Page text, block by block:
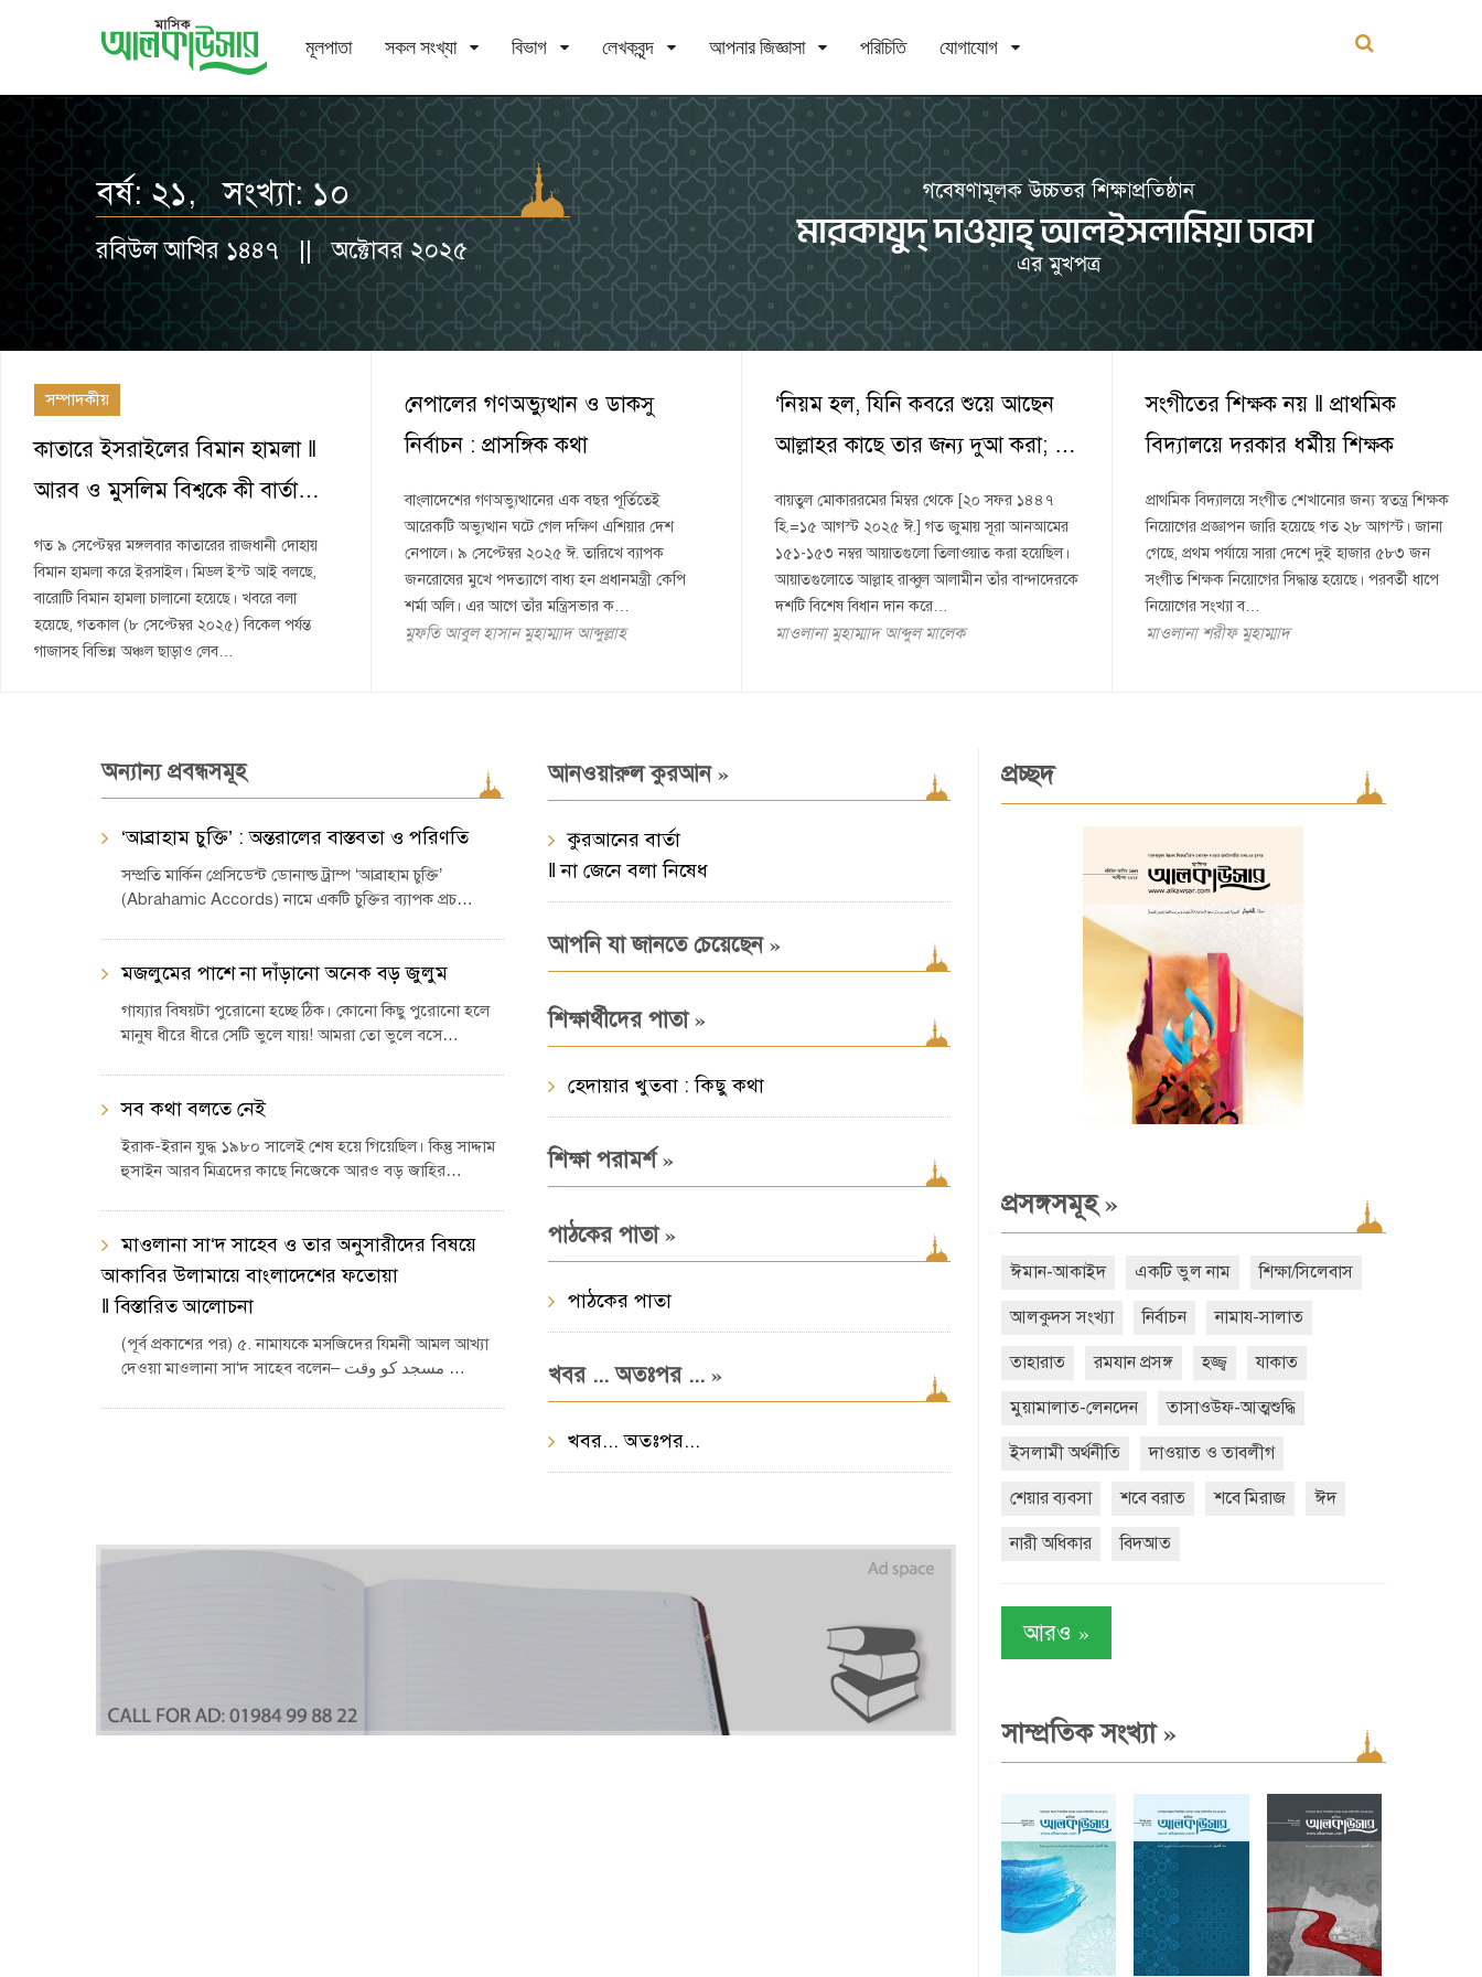
মূলপাতা সকল সংখ্যা বিভাগ লেখকবৃন্দ আপনার জিজ্ঞাসা পরিচিতি যোগাযোগ
বর্ষ: ২১, সংখ্যা: ১০
রবিউল আখির ১৪৪৭ || অক্টোবর ২০২৫
সম্পাদকীয়
কাতারে ইসরাইলের বিমান হামলা ‖
আরব ও মুসলিম বিশ্বকে কী বার্তা…
গত ৯ সেপ্টেম্বর মঙ্গলবার কাতারের রাজধানী দোহায়
বিমান হামলা করে ইরসাইল। মিডল ইস্ট আই বলছে,
বারোটি বিমান হামলা চালানো হয়েছে। খবরে বলা
হয়েছে, গতকাল (৮ সেপ্টেম্বর ২০২৫) বিকেল পর্যন্ত
গাজাসহ বিভিন্ন অঞ্চল ছাড়াও লেব…
নেপালের গণঅভ্যুত্থান ও ডাকসু
নির্বাচন : প্রাসঙ্গিক কথা
বাংলাদেশের গণঅভ্যুত্থানের এক বছর পূর্তিতেই
আরেকটি অভ্যুত্থান ঘটে গেল দক্ষিণ এশিয়ার দেশ
নেপালে। ৯ সেপ্টেম্বর ২০২৫ ঈ. তারিখে ব্যাপক
জনরোষের মুখে পদত্যাগে বাধ্য হন প্রধানমন্ত্রী কেপি
শর্মা অলি। এর আগে তাঁর মন্ত্রিসভার ক…
মুফতি আবুল হাসান মুহাম্মাদ আব্দুল্লাহ
‘নিয়ম হল, যিনি কবরে শুয়ে আছেন
আল্লাহর কাছে তার জন্য দুআ করা; …
বায়তুল মোকাররমের মিম্বর থেকে [২০ সফর ১৪৪৭
হি.=১৫ আগস্ট ২০২৫ ঈ.] গত জুমায় সূরা আনআমের
১৫১-১৫৩ নম্বর আয়াতগুলো তিলাওয়াত করা হয়েছিল।
আয়াতগুলোতে আল্লাহ রাব্বুল আলামীন তাঁর বান্দাদেরকে
দশটি বিশেষ বিধান দান করে…
মাওলানা মুহাম্মাদ আব্দুল মালেক
সংগীতের শিক্ষক নয় ‖ প্রাথমিক
বিদ্যালয়ে দরকার ধর্মীয় শিক্ষক
প্রাথমিক বিদ্যালয়ে সংগীত শেখানোর জন্য স্বতন্ত্র শিক্ষক
নিয়োগের প্রজ্ঞাপন জারি হয়েছে গত ২৮ আগস্ট। জানা
গেছে, প্রথম পর্যায়ে সারা দেশে দুই হাজার ৫৮৩ জন
সংগীত শিক্ষক নিয়োগের সিদ্ধান্ত হয়েছে। পরবর্তী ধাপে
নিয়োগের সংখ্যা ব…
মাওলানা শরীফ মুহাম্মাদ
অন্যান্য প্রবন্ধসমূহ
‘আব্রাহাম চুক্তি’ : অন্তরালের বাস্তবতা ও পরিণতি
সম্প্রতি মার্কিন প্রেসিডেন্ট ডোনাল্ড ট্রাম্প ‘আব্রাহাম চুক্তি’
(Abrahamic Accords) নামে একটি চুক্তির ব্যাপক প্রচ…
মজলুমের পাশে না দাঁড়ানো অনেক বড় জুলুম
গায্যার বিষয়টা পুরোনো হচ্ছে ঠিক। কোনো কিছু পুরোনো হলে
মানুষ ধীরে ধীরে সেটি ভুলে যায়! আমরা তো ভুলে বসে…
সব কথা বলতে নেই
ইরাক-ইরান যুদ্ধ ১৯৮০ সালেই শেষ হয়ে গিয়েছিল। কিন্তু সাদ্দাম
হুসাইন আরব মিত্রদের কাছে নিজেকে আরও বড় জাহির…
মাওলানা সা‘দ সাহেব ও তার অনুসারীদের বিষয়ে
আকাবির উলামায়ে বাংলাদেশের ফতোয়া
‖ বিস্তারিত আলোচনা
(পূর্ব প্রকাশের পর) ৫. নামাযকে মসজিদের যিমনী আমল আখ্যা
দেওয়া মাওলানা সা‘দ সাহেব বলেন– مسجد کو وقت …
আনওয়ারুল কুরআন »
কুরআনের বার্তা
‖ না জেনে বলা নিষেধ
আপনি যা জানতে চেয়েছেন »
শিক্ষার্থীদের পাতা»
হেদায়ার খুতবা : কিছু কথা
শিক্ষা পরামর্শ»
পাঠকের পাতা»
পাঠকের পাতা
খবর ... অতঃপর ... »
খবর... অতঃপর...
প্রচ্ছদ
প্রসঙ্গসমূহ»
ঈমান-আকাইদ একটি ভুল নাম শিক্ষা/সিলেবাস
আলকুদস সংখ্যা নির্বাচন নামায-সালাত
তাহারাত রমযান প্রসঙ্গ হজ্জ্ব যাকাত
মুয়ামালাত-লেনদেন তাসাওউফ-আত্মশুদ্ধি
ইসলামী অর্থনীতি দাওয়াত ও তাবলীগ
শেয়ার ব্যবসা শবে বরাত শবে মিরাজ ঈদ
নারী অধিকার বিদআত
আরও »
সাম্প্রতিক সংখ্যা»